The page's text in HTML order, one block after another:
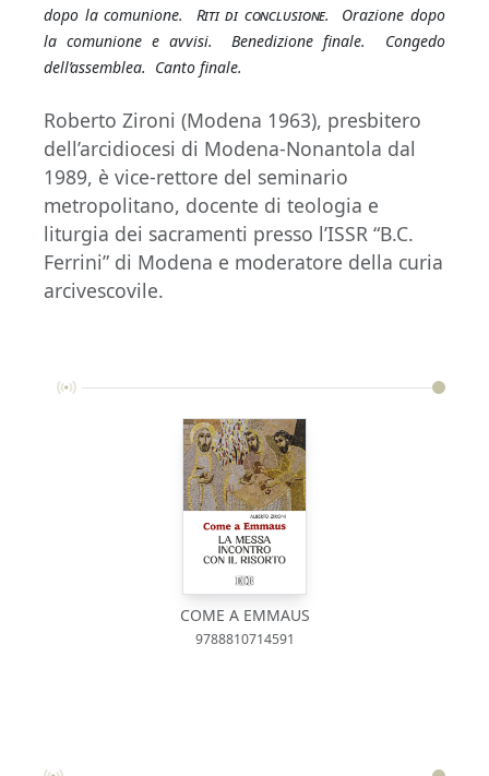
dopo la comunione. Riti di conclusione.
Orazione dopo
la comunione e avvisi. Benedizione finale. Congedo
dell’assemblea. Canto finale.
Roberto Zironi (Modena 1963), presbitero
dell’arcidiocesi di Modena-Nonantola dal
1989, è vice-rettore del seminario
metropolitano, docente di teologia e
liturgia dei sacramenti presso l’ISSR “B.C.
Ferrini” di Modena e moderatore della curia
arcivescovile.
COME A EMMAUS
9788810714591